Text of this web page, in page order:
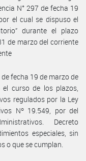
N° 297 de fecha 19
el cual se dispuso el
durante el plazo
de marzo del corriente
fecha 19 de marzo de
curso de los plazos,
regulados por la Ley
Nº 19.549, por del
Decreto
especiales, sin
o que se cumplan.